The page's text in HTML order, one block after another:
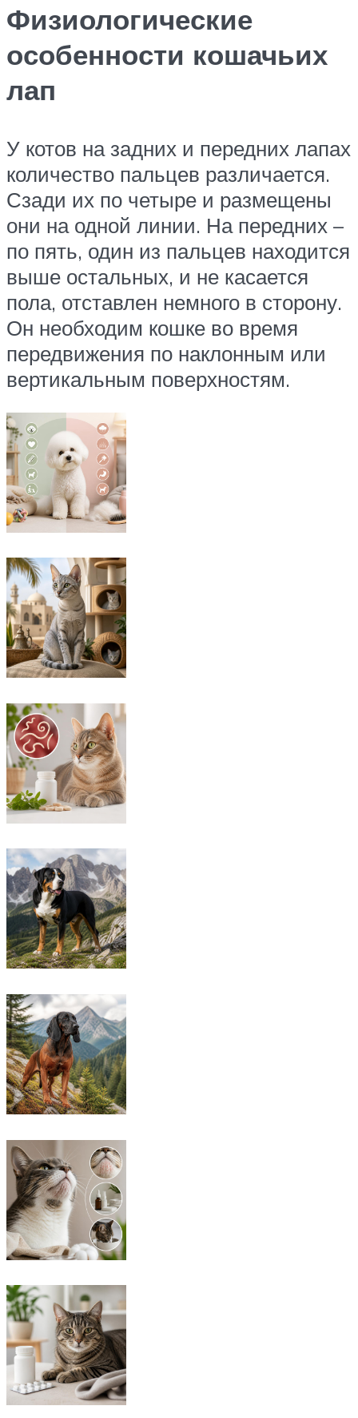
Физиологические
особенности кошачьих
лап
У котов на задних и передних лапах
количество пальцев различается.
Сзади их по четыре и размещены
они на одной линии. На передних –
по пять, один из пальцев находится
выше остальных, и не касается
пола, отставлен немного в сторону.
Он необходим кошке во время
передвижения по наклонным или
вертикальным поверхностям.